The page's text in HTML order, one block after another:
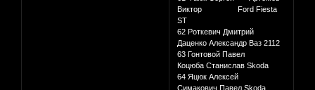
Виктор Ford Fiesta
ST
62 Роткевич Дмитрий
Даценко Александр Ваз 2112
63 Гонтовой Павел
Коцюба Станислав Skoda
64 Яцюк Алексей
Симакович Павел Skoda